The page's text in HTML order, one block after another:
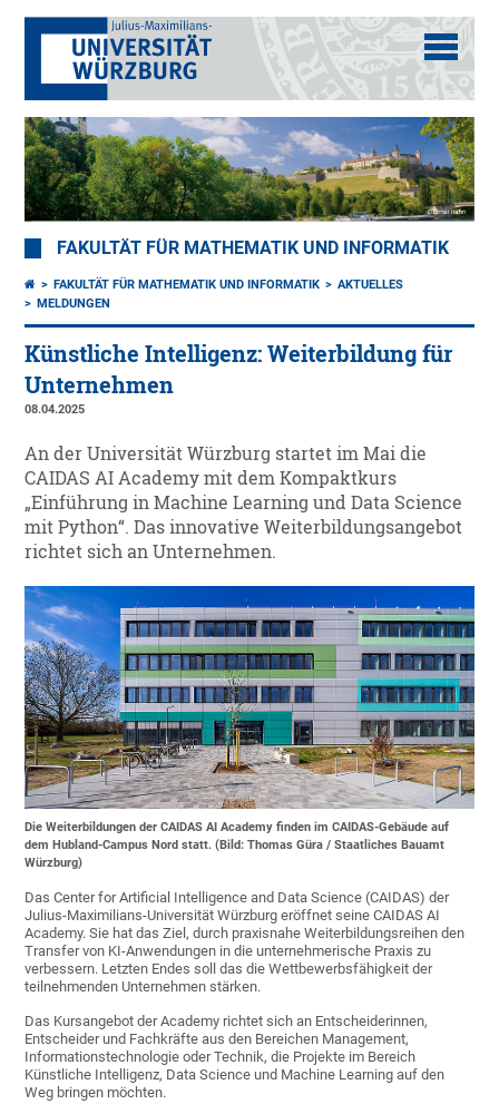
FAKULTÄT FÜR MATHEMATIK UND INFORMATIK
FAKULTÄT FÜR MATHEMATIK UND INFORMATIK
AKTUELLES
MELDUNGEN
Künstliche Intelligenz: Weiterbildung für
Unternehmen
08.04.2025
An der Universität Würzburg startet im Mai die
CAIDAS AI Academy mit dem Kompaktkurs
„Einführung in Machine Learning und Data Science
mit Python“. Das innovative Weiterbildungsangebot
richtet sich an Unternehmen.
Die Weiterbildungen der CAIDAS AI Academy finden im CAIDAS-Gebäude auf
dem Hubland-Campus Nord statt. (Bild: Thomas Güra / Staatliches Bauamt
Würzburg)
Das Center for Artificial Intelligence and Data Science (CAIDAS) der
Julius-Maximilians-Universität Würzburg eröffnet seine CAIDAS AI
Academy. Sie hat das Ziel, durch praxisnahe Weiterbildungsreihen den
Transfer von KI-Anwendungen in die unternehmerische Praxis zu
verbessern. Letzten Endes soll das die Wettbewerbsfähigkeit der
teilnehmenden Unternehmen stärken.
Das Kursangebot der Academy richtet sich an Entscheiderinnen,
Entscheider und Fachkräfte aus den Bereichen Management,
Informationstechnologie oder Technik, die Projekte im Bereich
Künstliche Intelligenz, Data Science und Machine Learning auf den
Weg bringen möchten.